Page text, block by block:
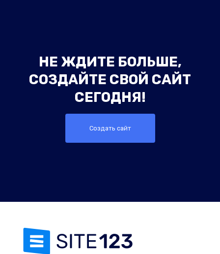
НЕ ЖДИТЕ БОЛЬШЕ,
СОЗДАЙТЕ СВОЙ САЙТ
СЕГОДНЯ!
Создать сайт